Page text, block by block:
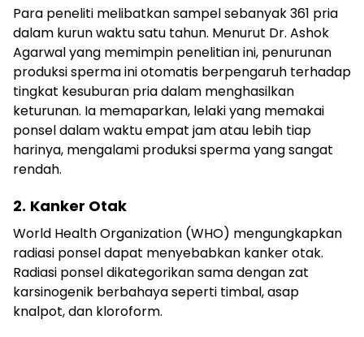
Para peneliti melibatkan sampel sebanyak 361 pria
dalam kurun waktu satu tahun. Menurut Dr. Ashok
Agarwal yang memimpin penelitian ini, penurunan
produksi sperma ini otomatis berpengaruh terhadap
tingkat kesuburan pria dalam menghasilkan
keturunan. Ia memaparkan, lelaki yang memakai
ponsel dalam waktu empat jam atau lebih tiap
harinya, mengalami produksi sperma yang sangat
rendah.
2. Kanker Otak
World Health Organization (WHO) mengungkapkan
radiasi ponsel dapat menyebabkan kanker otak.
Radiasi ponsel dikategorikan sama dengan zat
karsinogenik berbahaya seperti timbal, asap
knalpot, dan kloroform.